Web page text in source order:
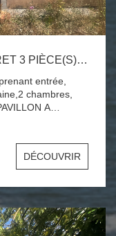
MAISON SAINT HILAIRE LA FORET 3 PIÈCE(S) 64 M2
entrée,
chambres,
A
DÉCOUVRIR